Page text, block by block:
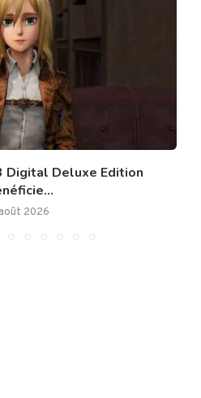
Digital Deluxe Edition
2026